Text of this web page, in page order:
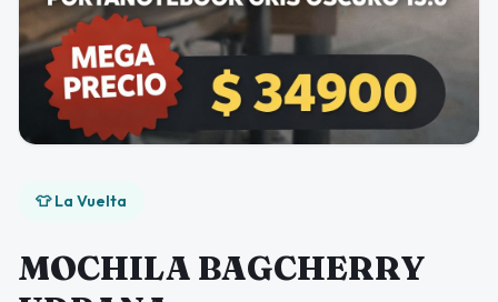
👕 La Vuelta
MOCHILA BAGCHERRY